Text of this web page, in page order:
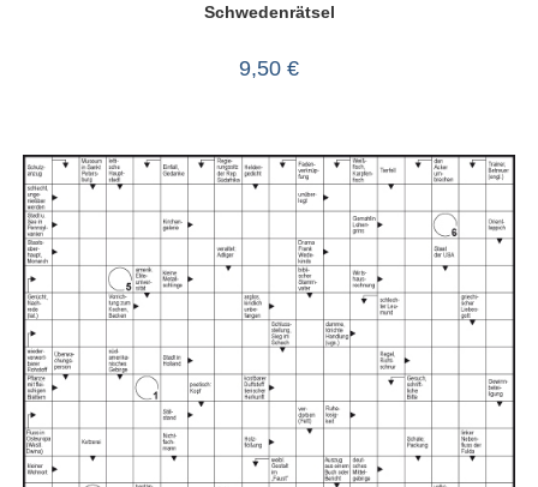
Schwedenrätsel
9,50 €